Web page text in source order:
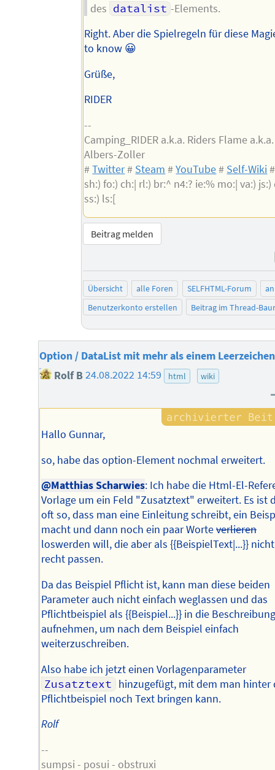
des datalist -Elements.
Right. Aber die Spielregeln für diese
to know 😀
Grüße,
RIDER
--
Camping_RIDER a.k.a. Riders Flame
Albers-Zoller
#Twitter# Steam #YouTube# Self-Wiki
sh:) fo:) ch:| rl:) br:^ n4:? ie:% mo:| va:) js:)
ss:) ls:[
Beitrag melden
Übersicht alle Foren SELFHTML-Forum
Benutzerkonto erstellen
Beitrag im Thread-
Option / DataList mit mehr als einem Leerzeichen
Rolf B24.08.2022 14:59 html wiki
Hallo Gunnar,
so, habe das option-Element nochmal erweitert.
@Matthias Scharwies: Ich habe die Html-El-
Vorlage um ein Feld "Zusatztext" erweitert. Es ist
oft so, dass man eine Einleitung schreibt, ein
macht und dann noch ein paar Worteverlieren
loswerden will, die aber als {{BeispielText|...}}
recht passen.
Da das Beispiel Pflicht ist, kann man diese beiden
Parameter auch nicht einfach weglassen und das
Pflichtbeispiel als {{Beispiel...}} in die
aufnehmen, um nach dem Beispiel einfach
weiterzuschreiben.
Also habe ich jetzt einen Vorlagenparameter
Zusatztext hinzugefügt, mit dem man hinter
Pflichtbeispiel noch Text bringen kann.
Rolf
--
sumpsi - posui - obstruxi